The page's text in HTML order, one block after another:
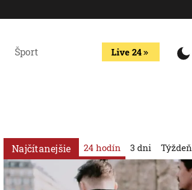
Šport Live 24
Najčítanejšie 24 hodín 3 dni Týždeň